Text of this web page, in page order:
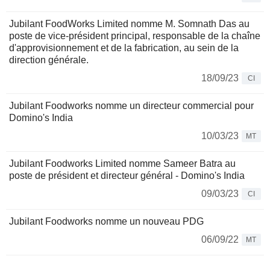
Jubilant FoodWorks Limited nomme M. Somnath Das au
poste de vice-président principal, responsable de la chaîne
d'approvisionnement et de la fabrication, au sein de la
direction générale.
18/09/23
CI
Jubilant Foodworks nomme un directeur commercial pour
Domino's India
10/03/23
MT
Jubilant Foodworks Limited nomme Sameer Batra au
poste de président et directeur général - Domino's India
09/03/23
CI
Jubilant Foodworks nomme un nouveau PDG
06/09/22
MT